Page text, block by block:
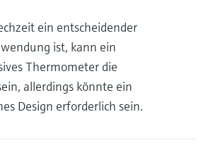
ein entscheidender
ist, kann ein
Thermometer die
allerdings könnte ein
Design erforderlich sein.